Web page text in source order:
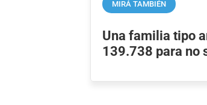
MIRÁ TAMBIÉN
Una familia tipo
139.738 para no